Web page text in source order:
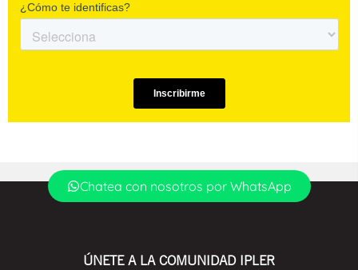
Chatea con nosotros por WhatsApp
ÚNETE A LA COMUNIDAD IPLER